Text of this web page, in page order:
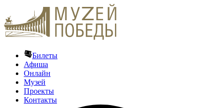
Билеты
Афиша
Онлайн
Музей
Проекты
Контакты